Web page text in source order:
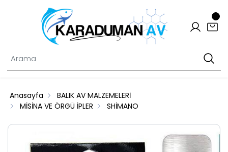
Anasayfa
BALIK AV MALZEMELERİ
MİSİNA VE ÖRGÜ İPLER
SHİMANO